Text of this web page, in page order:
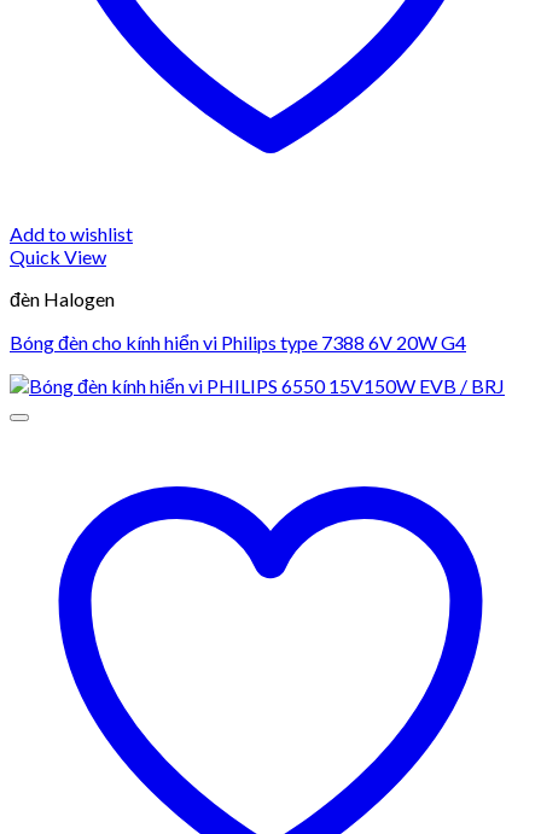
Add to wishlist
Quick View
đèn Halogen
Bóng đèn cho kính hiển vi Philips type 7388 6V 20W G4